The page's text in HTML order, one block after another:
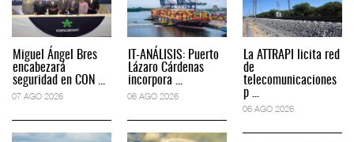
Miguel Ángel Bres
encabezará
seguridad en CON ...
07 AGO 2026
IT-ANÁLISIS: Puerto
Lázaro Cárdenas
incorpora ...
06 AGO 2026
La ATTRAPI licita red
de
telecomunicaciones
p ...
06 AGO 2026